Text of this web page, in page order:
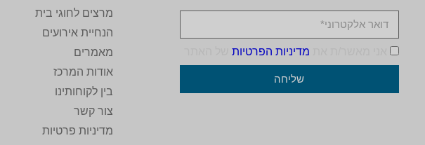
מדיניות הפרטיותשל האתר
שליחה
מרצים לחוגי בית
הנחיית אירועים
מאמרים
אודות המרכז
בין לקוחותינו
צור קשר
מדיניות פרטיות